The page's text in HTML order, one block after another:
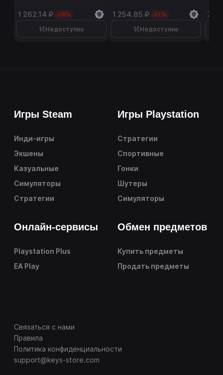
1 262.14 ₽ -26%
Недоступно
1 254.85 ₽ -31%
Недоступно
7
Игры Steam
Инди-игры
Экшены
Казуальные
Симуляторы
Стратегии
Игры Playstation
Стратегии
Спортивные
Гонки
Шутеры
Симуляторы
Онлайн-сервисы
Playstation Plus
EA Play
Обмен предметов
Купить предметы
Продать предметы
Связаться с нами
Правила
Политика конфиденциальности
support@keys-store.com